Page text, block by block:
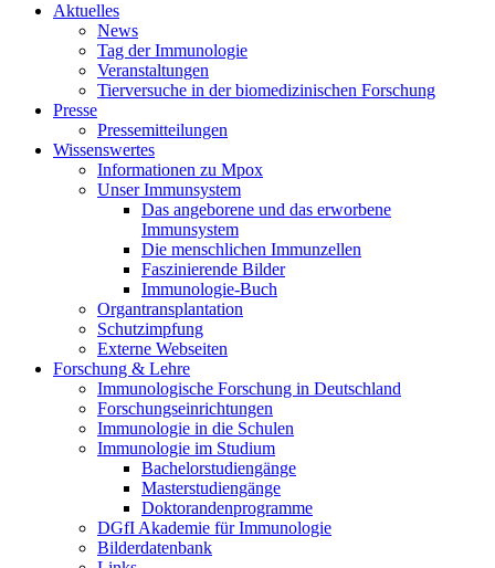
Aktuelles
News
Tag der Immunologie
Veranstaltungen
Tierversuche in der biomedizinischen Forschung
Presse
Pressemitteilungen
Wissenswertes
Informationen zu Mpox
Unser Immunsystem
Das angeborene und das erworbene
Immunsystem
Die menschlichen Immunzellen
Faszinierende Bilder
Immunologie-Buch
Organtransplantation
Schutzimpfung
Externe Webseiten
Forschung & Lehre
Immunologische Forschung in Deutschland
Forschungseinrichtungen
Immunologie in die Schulen
Immunologie im Studium
Bachelorstudiengänge
Masterstudiengänge
Doktorandenprogramme
DGfI Akademie für Immunologie
Bilderdatenbank